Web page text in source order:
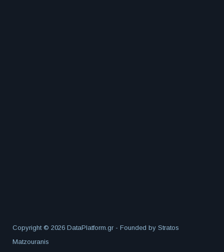
Copyright © 2026 DataPlatform.gr - Founded by Stratos
Matzouranis